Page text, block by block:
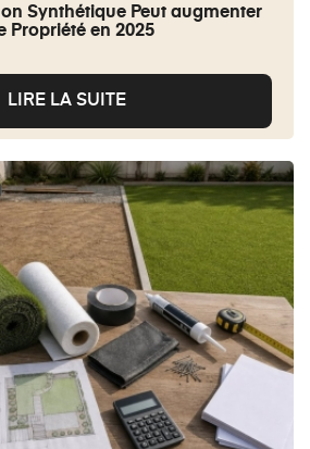
Synthétique Peut augmenter
Propriété en 2025
LIRE LA SUITE